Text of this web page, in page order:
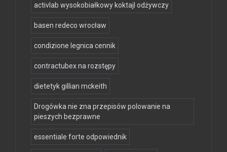
activlab wysokobiałkowy koktajl odżywczy
basen redeco wrocław
condizione legnica cennik
contractubex na rozstępy
dietetyk gillian mckeith
Drogówka nie zna przepisów polowanie na
pieszych bezprawne
essentiale forte odpowiednik